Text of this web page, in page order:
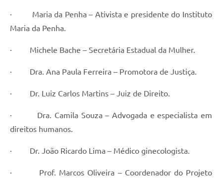
· Maria da Penha – Ativista e presidente do Instituto
Maria da Penha.
· Michele Bache – Secretária Estadual da Mulher.
· Dra. Ana Paula Ferreira – Promotora de Justiça.
· Dr. Luiz Carlos Martins – Juiz de Direito.
· Dra. Camila Souza – Advogada e especialista em
direitos humanos.
· Dr. João Ricardo Lima – Médico ginecologista.
· Prof. Marcos Oliveira – Coordenador do Projeto